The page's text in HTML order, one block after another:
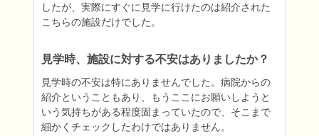
したが、実際にすぐに見学に行けたのは紹介された
こちらの施設だけでした。
見学時、施設に対する不安はありましたか？
見学時の不安は特にありませんでした。病院からの
紹介ということもあり、もうここにお願いしようと
いう気持ちがある程度固まっていたので、そこまで
細かくチェックしたわけではありません。